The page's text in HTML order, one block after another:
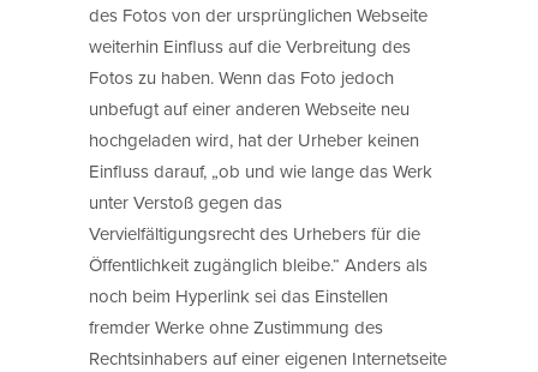
des Fotos von der ursprünglichen Webseite
weiterhin Einfluss auf die Verbreitung des
Fotos zu haben. Wenn das Foto jedoch
unbefugt auf einer anderen Webseite neu
hochgeladen wird, hat der Urheber keinen
Einfluss darauf, „ob und wie lange das Werk
unter Verstoß gegen das
Vervielfältigungsrecht des Urhebers für die
Öffentlichkeit zugänglich bleibe.“ Anders als
noch beim Hyperlink sei das Einstellen
fremder Werke ohne Zustimmung des
Rechtsinhabers auf einer eigenen Internetseite